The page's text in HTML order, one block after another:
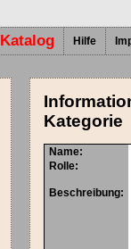
Katalog Hilfe
Kategorie
Name:
Rolle:
Beschreibung: